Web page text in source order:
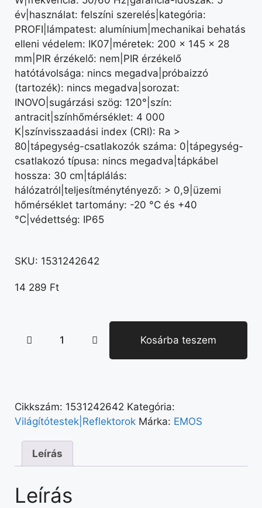
év|használat: felszíni szerelés|kategória:
PROFI|lámpatest: alumínium|mechanikai behatás
elleni védelem: IK07|méretek: 200 × 145 × 28
mm|PIR érzékelő: nem|PIR érzékelő
hatótávolsága: nincs megadva|próbaizzó
(tartozék): nincs megadva|sorozat:
INOVO|sugárzási szög: 120°|szín:
antracit|színhőmérséklet: 4 000
K|színvisszaadási index (CRI): Ra >
80|tápegység-csatlakozók száma: 0|tápegység-
csatlakozó típusa: nincs megadva|tápkábel
hossza: 30 cm|táplálás:
hálózatról|teljesítménytényező: > 0,9|üzemi
hőmérséklet tartomány: -20 °C és +40
°C|védettség: IP65
SKU: 1531242642
14 289 Ft
Kosárba teszem
Cikkszám: 1531242642 Kategória:
Világítótestek|Reflektorok Márka: EMOS
Leírás
Leírás